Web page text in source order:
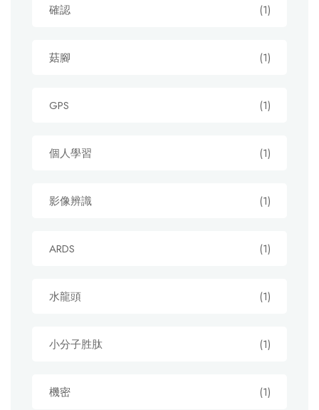
確認 (1)
菇腳 (1)
GPS (1)
個人學習 (1)
影像辨識 (1)
ARDS (1)
水龍頭 (1)
小分子胜肽 (1)
機密 (1)